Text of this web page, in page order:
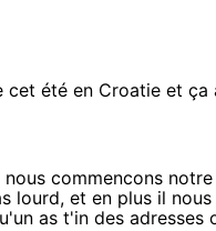
cet été en Croatie et ça
commencons
lourd, et en plus il
as t'in des